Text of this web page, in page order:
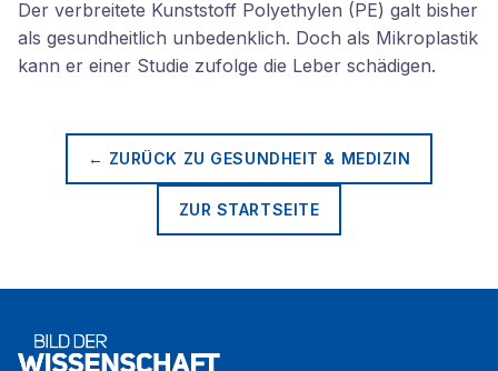
Der verbreitete Kunststoff Polyethylen (PE) galt bisher
als gesundheitlich unbedenklich. Doch als Mikroplastik
kann er einer Studie zufolge die Leber schädigen.
← ZURÜCK ZU GESUNDHEIT & MEDIZIN
ZUR STARTSEITE